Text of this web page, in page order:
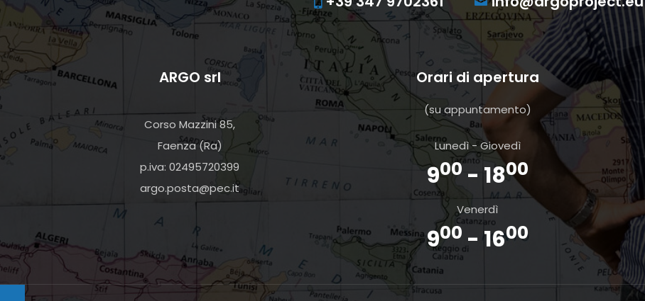
ARGO srl
Corso Mazzini 85,
Faenza (Ra)
p.iva: 02495720399
argo.posta@pec.it
Orari di apertura
(su appuntamento)
Lunedì - Giovedì
900 - 1800
Venerdì
900 - 1600